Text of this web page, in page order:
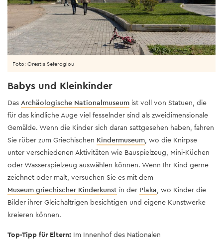
Babys und Kleinkinder
Das Archäologische Nationalmuseum ist voll von Statuen, die
für das kindliche Auge viel fesselnder sind als zweidimensionale
Gemälde. Wenn die Kinder sich daran sattgesehen haben, fahren
Sie rüber zum Griechischen Kindermuseum, wo die Knirpse
unter verschiedenen Aktivitäten wie Bauspielzeug, Mini-Küchen
oder Wasserspielzeug auswählen können. Wenn Ihr Kind gerne
zeichnet oder malt, versuchen Sie es mit dem
Museum griechischer Kinderkunst in der Plaka, wo Kinder die
Bilder ihrer Gleichaltrigen besichtigen und eigene Kunstwerke
kreieren können.
Top-Tipp für Eltern: Im Innenhof des Nationalen
Foto: Orestis Seferoglou